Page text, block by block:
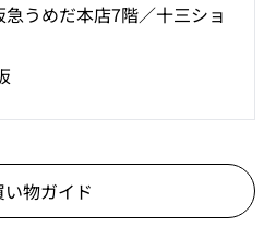
うめだ本店7階／十三ショ
い物ガイド